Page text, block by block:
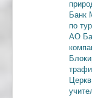
Банк
по
АО